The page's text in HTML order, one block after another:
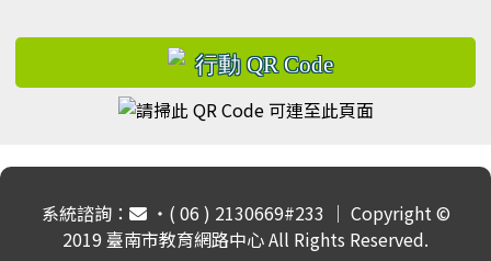
系統諮詢：
‧( 06 ) 2130669#233 ｜ Copyright ©
2019 臺南市教育網路中心 All Rights Reserved.